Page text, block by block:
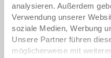
analysieren. Außerdem
Verwendung unserer
soziale Medien, Werbung
Unsere Partner führen
möglicherweise mit
Aussenmasse:
600 x 400 x 400 mm
Farbe:
RAL 5012 | Weitere